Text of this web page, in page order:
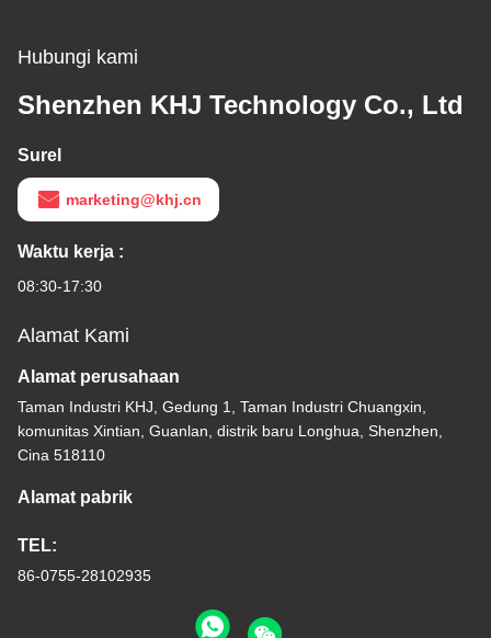
Hubungi kami
Shenzhen KHJ Technology Co., Ltd
Surel
marketing@khj.cn
Waktu kerja :
08:30-17:30
Alamat Kami
Alamat perusahaan
Taman Industri KHJ, Gedung 1, Taman Industri Chuangxin,
komunitas Xintian, Guanlan, distrik baru Longhua, Shenzhen,
Cina 518110
Alamat pabrik
TEL:
86-0755-28102935